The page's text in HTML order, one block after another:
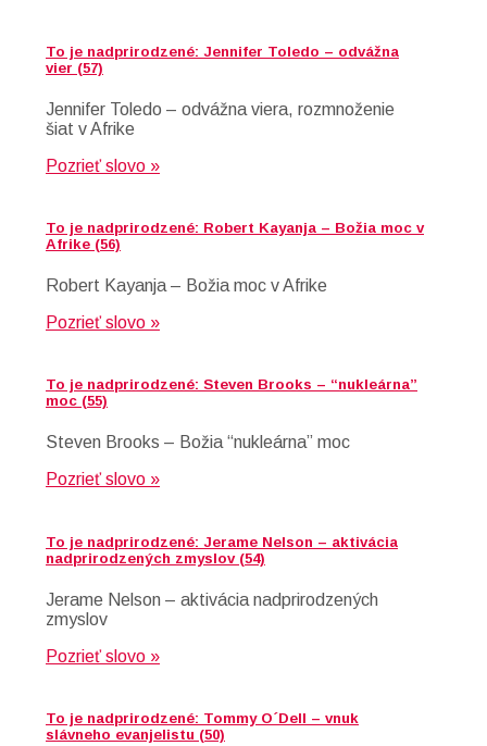
To je nadprirodzené: Jennifer Toledo – odvážna
vier (57)
Jennifer Toledo – odvážna viera, rozmnoženie
šiat v Afrike
Pozrieť slovo »
To je nadprirodzené: Robert Kayanja – Božia moc v
Afrike (56)
Robert Kayanja – Božia moc v Afrike
Pozrieť slovo »
To je nadprirodzené: Steven Brooks – “nukleárna”
moc (55)
Steven Brooks – Božia “nukleárna” moc
Pozrieť slovo »
To je nadprirodzené: Jerame Nelson – aktivácia
nadprirodzených zmyslov (54)
Jerame Nelson – aktivácia nadprirodzených
zmyslov
Pozrieť slovo »
To je nadprirodzené: Tommy O´Dell – vnuk
slávneho evanjelistu (50)